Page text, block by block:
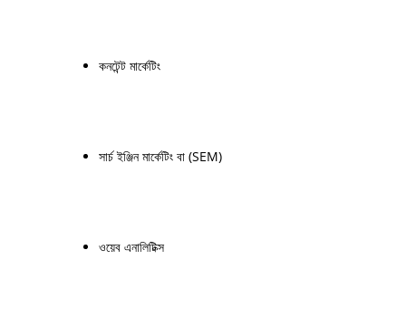
কনটেন্ট মার্কেটিং
সার্চ ইঞ্জিন মার্কেটিং বা (SEM)
ওয়েব এনালিটিক্স